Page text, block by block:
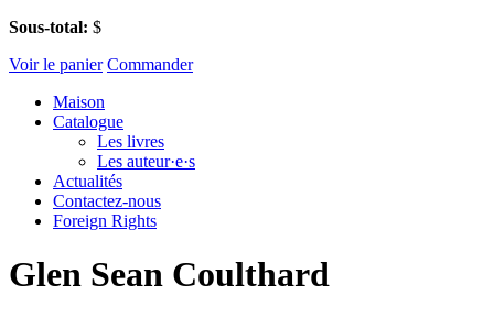
Sous-total: $
Voir le panier Commander
Maison
Catalogue
Les livres
Les auteur·e·s
Actualités
Contactez-nous
Foreign Rights
Glen Sean Coulthard